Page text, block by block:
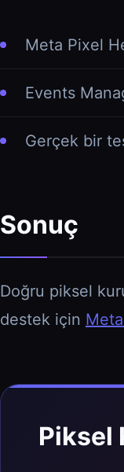
Meta Pixel
Events
Gerçek bir
Sonuç
Doğru piksel
destek için
Piksel